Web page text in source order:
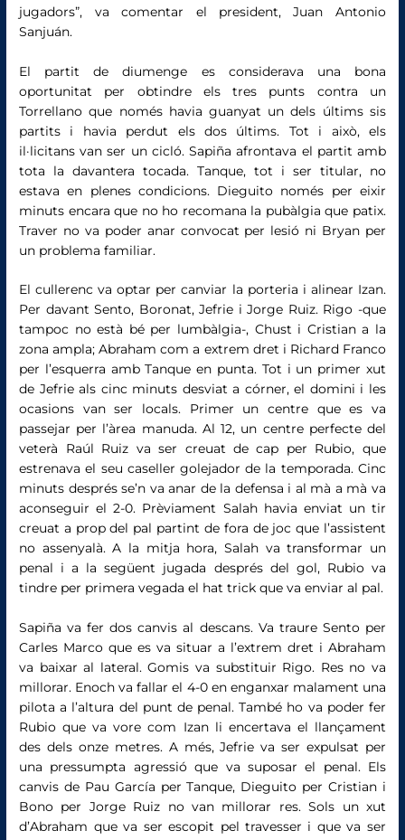
jugadors”, va comentar el president, Juan Antonio
Sanjuán.
El partit de diumenge es considerava una bona
oportunitat per obtindre els tres punts contra un
Torrellano que només havia guanyat un dels últims sis
partits i havia perdut els dos últims. Tot i això, els
il·licitans van ser un cicló. Sapiña afrontava el partit amb
tota la davantera tocada. Tanque, tot i ser titular, no
estava en plenes condicions. Dieguito només per eixir
minuts encara que no ho recomana la pubàlgia que patix.
Traver no va poder anar convocat per lesió ni Bryan per
un problema familiar.
El cullerenc va optar per canviar la porteria i alinear Izan.
Per davant Sento, Boronat, Jefrie i Jorge Ruiz. Rigo -que
tampoc no està bé per lumbàlgia-, Chust i Cristian a la
zona ampla; Abraham com a extrem dret i Richard Franco
per l’esquerra amb Tanque en punta. Tot i un primer xut
de Jefrie als cinc minuts desviat a córner, el domini i les
ocasions van ser locals. Primer un centre que es va
passejar per l’àrea manuda. Al 12, un centre perfecte del
veterà Raúl Ruiz va ser creuat de cap per Rubio, que
estrenava el seu caseller golejador de la temporada. Cinc
minuts després se’n va anar de la defensa i al mà a mà va
aconseguir el 2-0. Prèviament Salah havia enviat un tir
creuat a prop del pal partint de fora de joc que l’assistent
no assenyalà. A la mitja hora, Salah va transformar un
penal i a la següent jugada després del gol, Rubio va
tindre per primera vegada el hat trick que va enviar al pal.
Sapiña va fer dos canvis al descans. Va traure Sento per
Carles Marco que es va situar a l’extrem dret i Abraham
va baixar al lateral. Gomis va substituir Rigo. Res no va
millorar. Enoch va fallar el 4-0 en enganxar malament una
pilota a l’altura del punt de penal. També ho va poder fer
Rubio que va vore com Izan li encertava el llançament
des dels onze metres. A més, Jefrie va ser expulsat per
una pressumpta agressió que va suposar el penal. Els
canvis de Pau García per Tanque, Dieguito per Cristian i
Bono per Jorge Ruiz no van millorar res. Sols un xut
d’Abraham que va ser escopit pel travesser i que va ser